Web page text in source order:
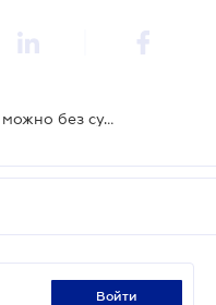
Взыскать налоговый долг теперь можно без судебного решения
войти